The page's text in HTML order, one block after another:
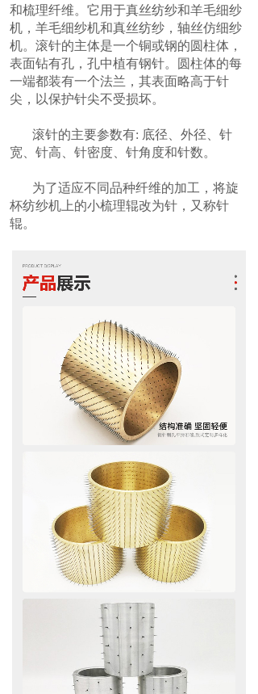
和梳理纤维。它用于真丝纺纱和羊毛细纱
机，羊毛细纱机和真丝纺纱，轴丝仿细纱
机。滚针的主体是一个铜或钢的圆柱体，
表面钻有孔，孔中植有钢针。圆柱体的每
一端都装有一个法兰，其表面略高于针
尖，以保护针尖不受损坏。
滚针的主要参数有: 底径、外径、针
宽、针高、针密度、针角度和针数。
为了适应不同品种纤维的加工，将旋
杯纺纱机上的小梳理辊改为针，又称针
辊。